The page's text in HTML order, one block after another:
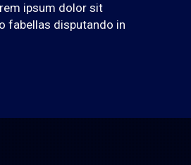
ipsum dolor sit
fabellas disputando in